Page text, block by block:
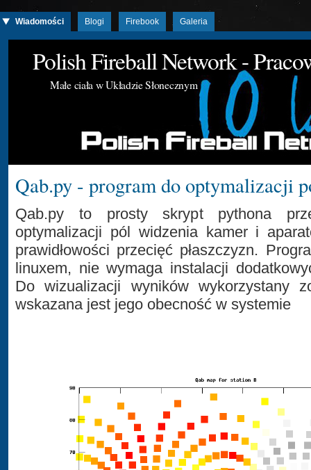
Wiadomości Blogi Firebook Galeria
Polish Fireball Network -
Małe ciała w Układzie Słonecznym
Qab.py - program do optymalizacji
Qab.py to prosty skrypt pythona
optymalizacji pól widzenia kamer i
prawidłowości przecięć płaszczyzn.
linuxem, nie wymaga instalacji
Do wizualizacji wyników wykorzystany
wskazana jest jego obecność w systemie